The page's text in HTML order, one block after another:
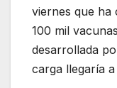
viernes que ha
100 mil
desarrollada
carga llegaría